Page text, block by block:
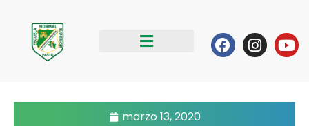
contenido
Facebook
marzo 13, 2020